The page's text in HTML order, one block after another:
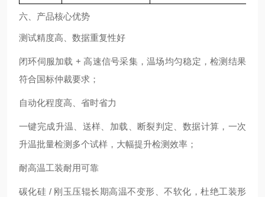
六、产品核心优势
测试精度高、数据重复性好
闭环伺服加载 + 高速信号采集，温场均匀稳定，检测结果
符合国标仲裁要求；
自动化程度高、省时省力
一键完成升温、送样、加载、断裂判定、数据计算，一次
升温批量检测多个试样，大幅提升检测效率；
耐高温工装耐用可靠
碳化硅 / 刚玉压辊长期高温不变形、不软化，杜绝工装形